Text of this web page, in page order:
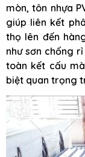
mòn, tôn nhựa
giúp liên kết
thọ lên đến
như sơn chống
toàn kết cấu
biệt quan trọng